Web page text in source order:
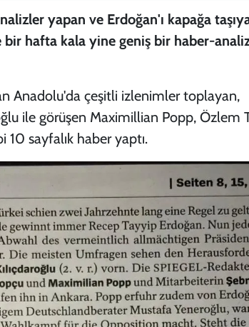
yapan ve Erdoğan'ı kapağa
hafta kala yine geniş bir haber-
Anadolu'da çeşitli izlenimler toplayan,
ile görüşen Maximillian Popp, Özlem
sayfalık haber yaptı.